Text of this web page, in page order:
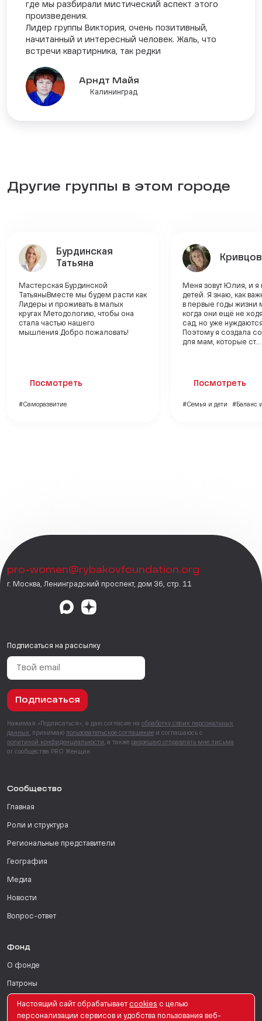
где мы разбирали мистический аспект этого
произведения.
Лидер группы Виктория, очень позитивный,
начитанный и интересный человек. Жаль, что
встречи квартирника, так редки
Арндт Майя
Калининград
Другие группы в этом городе
Бурдинская
Татьяна
Мастерская Бурдинской
ТатьяныВместе мы будем расти как
Лидеры и проживать в малых
кругах Методологию, чтобы она
стала частью нашего
мышления.Добро пожаловать!
Посмотреть
#Саморазвитие
Меня зовут Юлия, и я
детей. Я знаю, как
в первые годы
когда они ещё не
сад, но уже
Поэтому я создала
для мам, которые ст...
Посмотреть
#Семья и дети #Баланс
pro-women@rybakovfoundation.org
г. Москва, Ленинградский проспект, дом 36, стр. 11
Подписаться на рассылку
Подписаться
Нажимая «Подписаться», я даю согласие на обработку своих персональных
данных , принимаю пользовательское соглашение и соглашаюсь с
политикой конфиденциальности , а также разрешаю отправлять мне письма
от сообщества PRO Женщин.
Сообщество
Главная
Роли и структура
Региональные представители
География
Медиа
Новости
Вопрос-ответ
Фонд
О фонде
Патроны
Поддержать
Настоящий сайт обрабатывает сookies с целью
персонализации сервисов и удобства пользования веб-